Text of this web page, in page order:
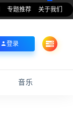
专题推荐 关于我们
登录
音乐